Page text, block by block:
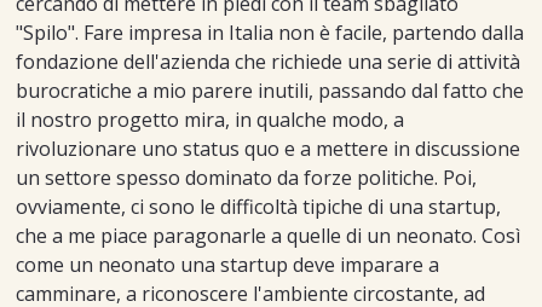
"Spilo". Fare impresa in Italia non è facile, partendo dalla
fondazione dell'azienda che richiede una serie di attività
burocratiche a mio parere inutili, passando dal fatto che
il nostro progetto mira, in qualche modo, a
rivoluzionare uno status quo e a mettere in discussione
un settore spesso dominato da forze politiche. Poi,
ovviamente, ci sono le difficoltà tipiche di una startup,
che a me piace paragonarle a quelle di un neonato. Così
come un neonato una startup deve imparare a
camminare, a riconoscere l'ambiente circostante, ad